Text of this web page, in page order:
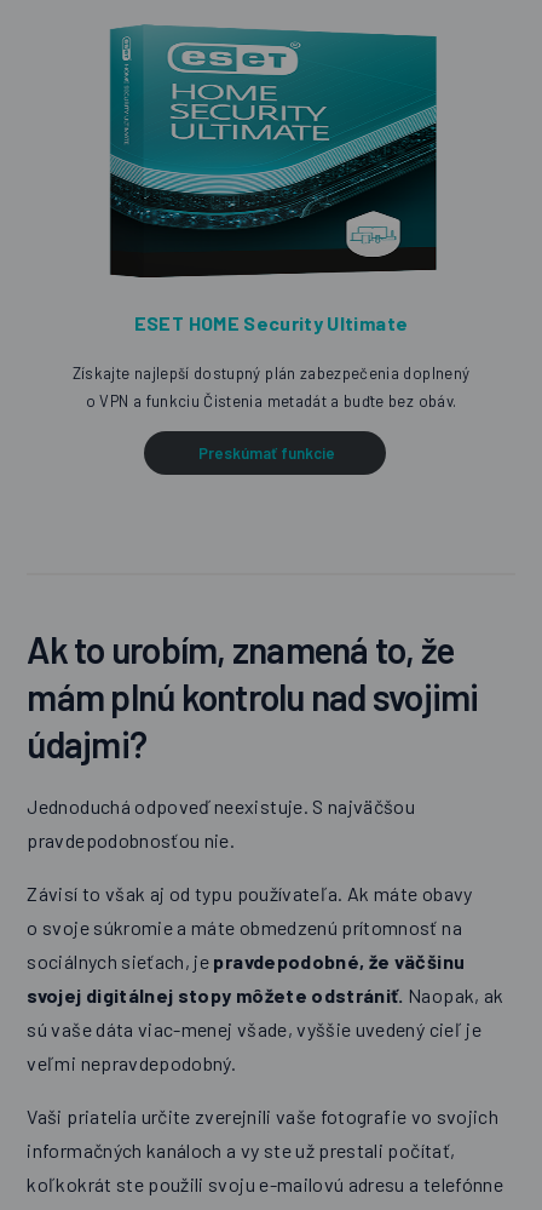
ESET HOME Security Ultimate
Získajte najlepší dostupný plán zabezpečenia doplnený
o VPN a funkciu Čistenia metadát a buďte bez obáv.
Preskúmať funkcie
Ak to urobím, znamená to, že
mám plnú kontrolu nad svojimi
údajmi?
Jednoduchá odpoveď neexistuje. S najväčšou
pravdepodobnosťou nie.
Závisí to však aj od typu používateľa. Ak máte obavy
o svoje súkromie a máte obmedzenú prítomnosť na
sociálnych sieťach, je pravdepodobné, že väčšinu
svojej digitálnej stopy môžete odstrániť. Naopak, ak
sú vaše dáta viac-menej všade, vyššie uvedený cieľ je
veľmi nepravdepodobný.
Vaši priatelia určite zverejnili vaše fotografie vo svojich
informačných kanáloch a vy ste už prestali počítať,
koľkokrát ste použili svoju e-mailovú adresu a telefónne